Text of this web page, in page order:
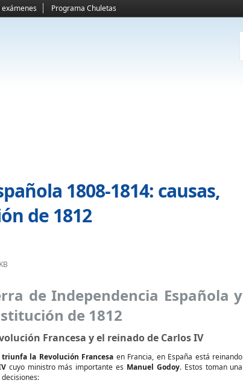
Programa Chuletas
1808-1814: causas,
de 1812
de Independencia Española y
de 1812
Francesa y el reinado de Carlos IV
triunfa la Revolución Francesa en Francia, en España está reinando
cuyo ministro más importante es Manuel Godoy. Estos toman una